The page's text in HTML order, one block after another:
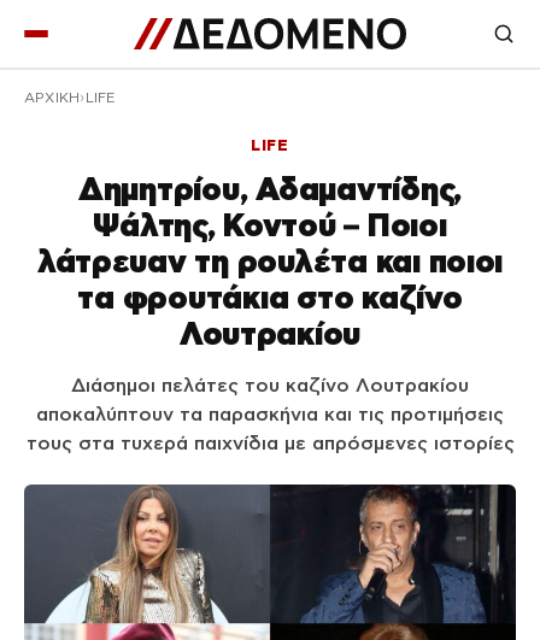
ΑΡΧΙΚΉ LIFE
LIFE
Δημητρίου, Αδαμαντίδης,
Ψάλτης, Κοντού – Ποιοι
λάτρευαν τη ρουλέτα και ποιοι
τα φρουτάκια στο καζίνο
Λουτρακίου
Διάσημοι πελάτες του καζίνο Λουτρακίου
αποκαλύπτουν τα παρασκήνια και τις προτιμήσεις
τους στα τυχερά παιχνίδια με απρόσμενες ιστορίες